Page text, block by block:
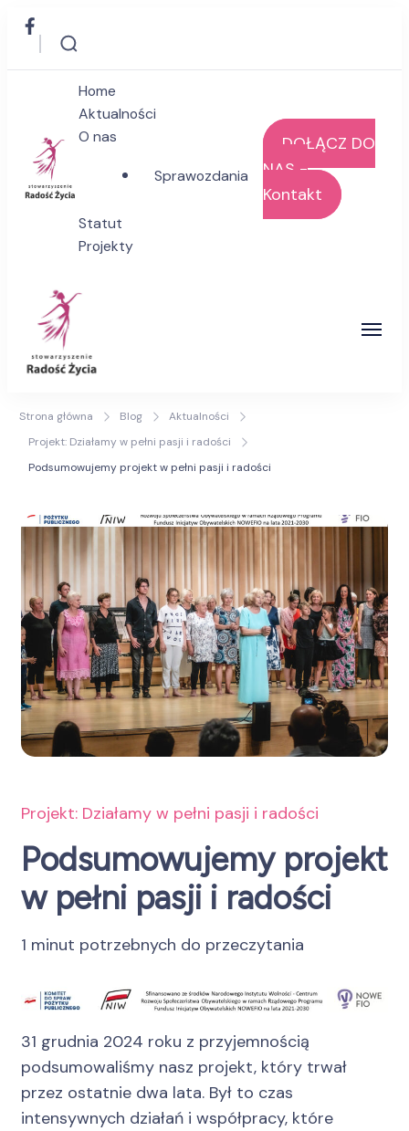
Stowarzyszenie Radość Życia
Home
Aktualności
O nas
Sprawozdania
Statut
Projekty
DOŁĄCZ DO
NAS -
Kontakt
Życia
Strona główna Blog
Aktualności
Projekt: Działamy w pełni pasji i radości
Podsumowujemy projekt w pełni pasji i radości
Projekt: Działamy w pełni pasji i radości
Podsumowujemy projekt
w pełni pasji i radości
1 minut potrzebnych do przeczytania
31 grudnia 2024 roku z przyjemnością
podsumowaliśmy nasz projekt, który trwał
przez ostatnie dwa lata. Był to czas
intensywnych działań i współpracy, które